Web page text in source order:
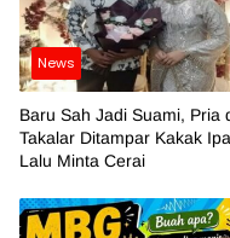
News
Baru Sah Jadi Suami, Pria
Takalar Ditampar Kakak
Lalu Minta Cerai